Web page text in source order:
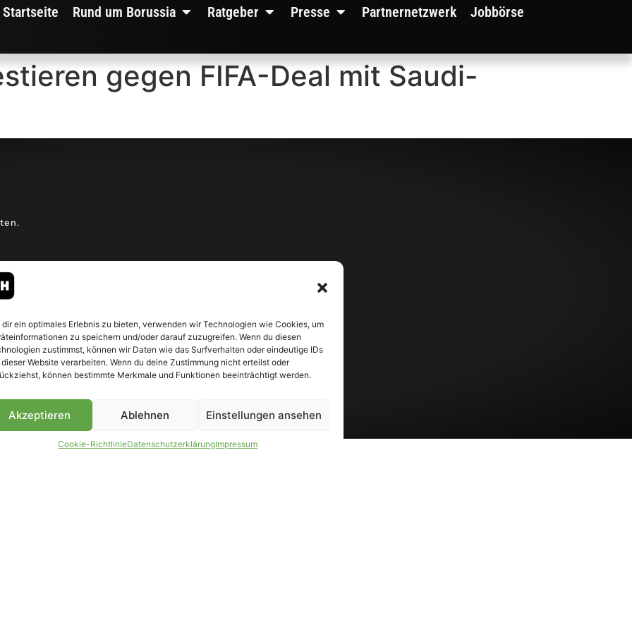
dir ein optimales Erlebnis zu bieten, verwenden wir Technologien wie Cookies, um
zu speichern und/oder darauf zuzugreifen. Wenn du diesen
zustimmst, können wir Daten wie das Surfverhalten oder eindeutige IDs
Website verarbeiten. Wenn du deine Zustimmung nicht erteilst oder
können bestimmte Merkmale und Funktionen beeinträchtigt werden.
Akzeptieren Ablehnen Einstellungen ansehen
Cookie-RichtlinieDatenschutzerklärungImpressum
Startseite Rund um Borussia Ratgeber Presse Partnernetzwerk Jobbörse
gegen FIFA-Deal mit Saudi-